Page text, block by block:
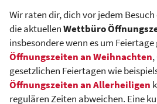
Wir raten dir, dich vor jedem Besuch
die aktuellenWettbüro
insbesondere wenn es um Feiertage
Öffnungszeiten an Weihnachten
gesetzlichen Feiertagen wie
Öffnungszeiten an Allerheiligen
regulären Zeiten abweichen. Eine